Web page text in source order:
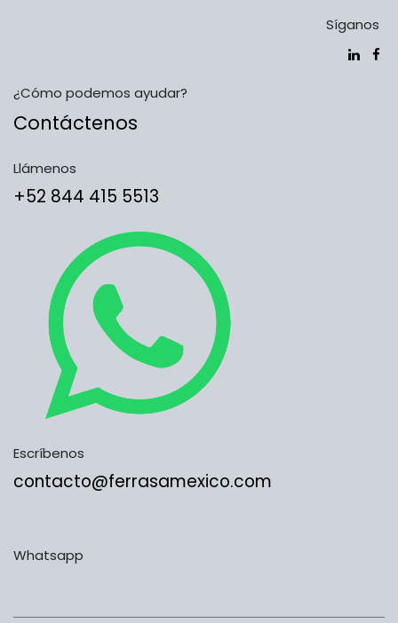
Síganos
¿Cómo podemos ayudar?
Contáctenos
Llámenos
​​​​​​​​​​​​+5​2​ ​8​4​4​ ​4​1​5​ 5​5​1​3​​​​​​​​​​​​​​
Escríbenos
contacto@ferrasamexico.com
Whatsapp